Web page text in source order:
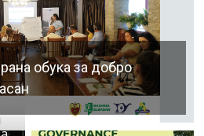
обука за добро